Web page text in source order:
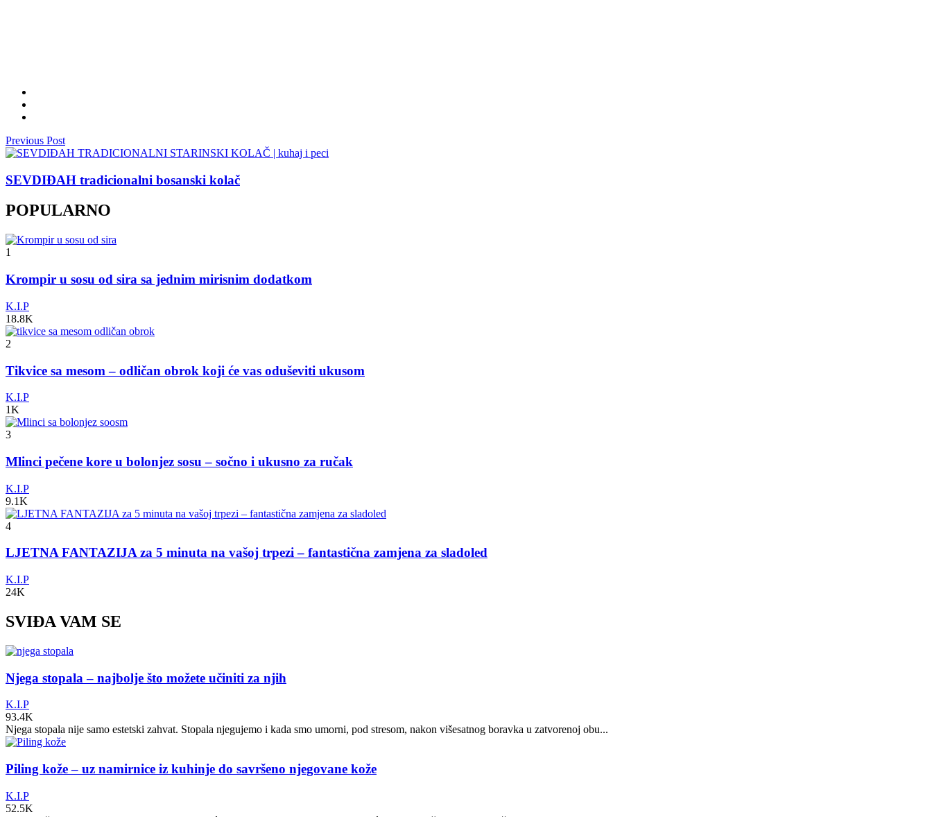
Previous Post
SEVDIĐAH tradicionalni bosanski kolač
POPULARNO
1
Krompir u sosu od sira sa jednim mirisnim dodatkom
K.I.P
18.8K
2
Tikvice sa mesom – odličan obrok koji će vas oduševiti ukusom
K.I.P
1K
3
Mlinci pečene kore u bolonjez sosu – sočno i ukusno za ručak
K.I.P
9.1K
4
LJETNA FANTAZIJA za 5 minuta na vašoj trpezi – fantastična zamjena za sladoled
K.I.P
24K
SVIĐA VAM SE
Njega stopala – najbolje što možete učiniti za njih
K.I.P
93.4K
Njega stopala nije samo estetski zahvat. Stopala njegujemo i kada smo umorni, pod stresom, nakon višesatnog boravka u zatvorenoj obu...
Piling kože – uz namirnice iz kuhinje do savršeno njegovane kože
K.I.P
52.5K